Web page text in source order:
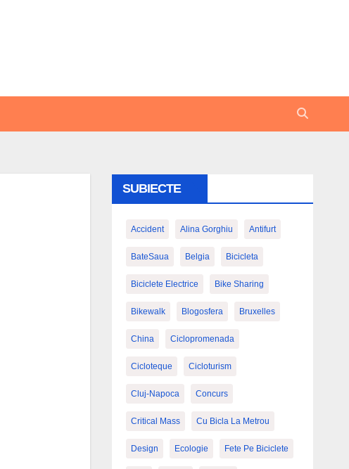
SUBIECTE
Accident Alina Gorghiu Antifurt
BateSaua Belgia Bicicleta
Biciclete Electrice Bike Sharing
Bikewalk Blogosfera Bruxelles
China Ciclopromenada
Cicloteque Cicloturism
Cluj-Napoca Concurs
Critical Mass Cu Bicla La Metrou
Design Ecologie Fete Pe Biciclete